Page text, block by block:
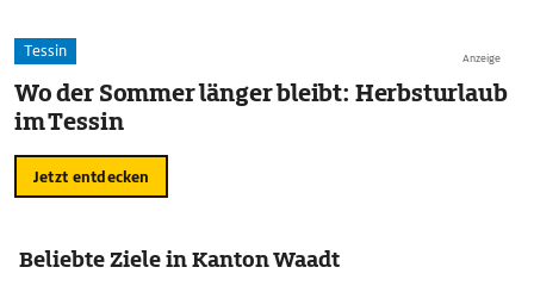
Anzeige
Tessin
Wo der Sommer länger bleibt: Herbsturlaub
im Tessin
Jetzt entdecken
Beliebte Ziele in Kanton Waadt